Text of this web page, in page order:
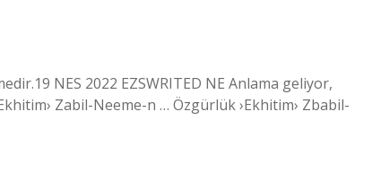
NES 2022 EZSWRITED NE Anlama geliyor,
Zabil-Neeme-n … Özgürlük ›Ekhitim› Zbabil-